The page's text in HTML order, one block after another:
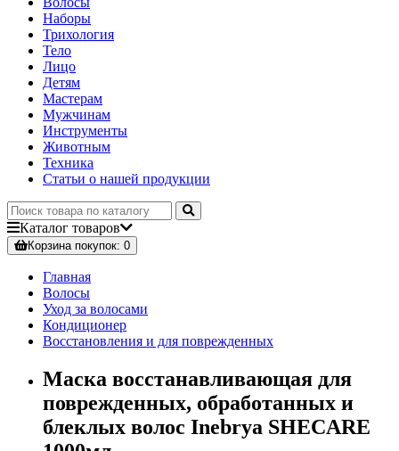
Наборы
Трихология
Тело
Лицо
Детям
Мастерам
Мужчинам
Инструменты
Животным
Техника
Статьи о нашей продукции
Каталог товаров
Корзинапокупок: 0
Главная
Волосы
Уход за волосами
Кондиционер
Восстановления и для поврежденных
Маска восстанавливающая для
поврежденных, обработанных и
блеклых волос Inebrya SHECARE